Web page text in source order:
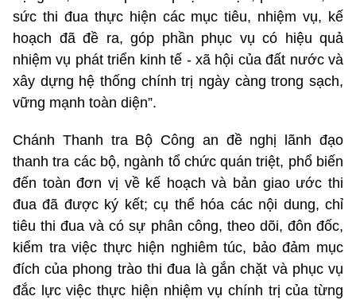
sức thi đua thực hiện các mục tiêu, nhiệm vụ, kế
hoạch đã đề ra, góp phần phục vụ có hiệu quả
nhiệm vụ phát triển kinh tế - xã hội của đất nước và
xây dựng hệ thống chính trị ngày càng trong sạch,
vững mạnh toàn diện”.
Chánh Thanh tra Bộ Công an đề nghị lãnh đạo
thanh tra các bộ, ngành tổ chức quán triệt, phổ biến
đến toàn đơn vị về kế hoạch và bản giao ước thi
đua đã được ký kết; cụ thể hóa các nội dung, chỉ
tiêu thi đua và có sự phân công, theo dõi, đôn đốc,
kiểm tra việc thực hiện nghiêm túc, bảo đảm mục
đích của phong trào thi đua là gắn chặt và phục vụ
đắc lực việc thực hiện nhiệm vụ chính trị của từng